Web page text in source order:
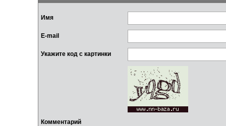
Имя
E-mail
Укажите код с картинки
Комментарий